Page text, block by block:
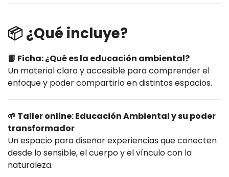
📦 ¿Qué incluye?
📘 Ficha: ¿Qué es la educación ambiental?
Un material claro y accesible para comprender el
enfoque y poder compartirlo en distintos espacios.
🌱 Taller online: Educación Ambiental y su poder
transformador
Un espacio para diseñar experiencias que conecten
desde lo sensible, el cuerpo y el vínculo con la
naturaleza.